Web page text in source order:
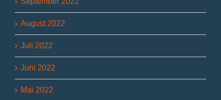
August 2022
Juli 2022
Juni 2022
Mai 2022